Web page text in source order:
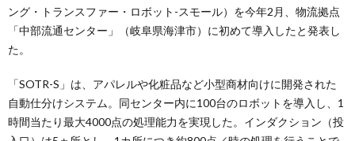
ング・トランスファー・ロボット-スモール）を今年2月、物流拠点
「中部流通センター」（岐阜県海津市）に初めて導入したと発表し
た。
「SOTR-S」は、アパレルや化粧品など小型商材向けに開発された
自動仕分けシステム。同センター内に100台のロボットを導入し、1
時間当たり最大4000点の処理能力を実現した。インダクション（投